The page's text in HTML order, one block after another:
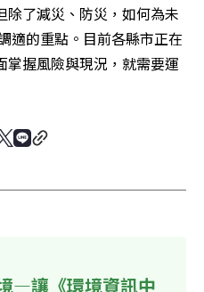
了減災、防災，如何為未
適的重點。目前各縣市正在
握風險與現況，就需要運
—讓《環境資訊中